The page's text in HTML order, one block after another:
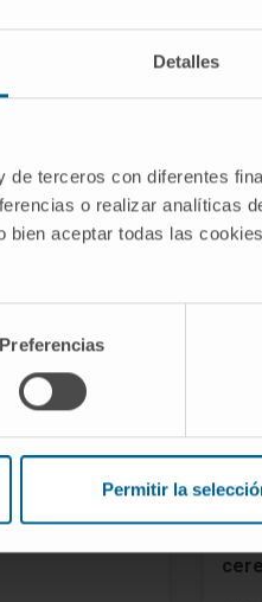
Detalles
de terceros con diferentes
o realizar analíticas
aceptar todas las
Preferencias
Permitir la
de
Roberto Arnal
más de
a la
en el Cima
El